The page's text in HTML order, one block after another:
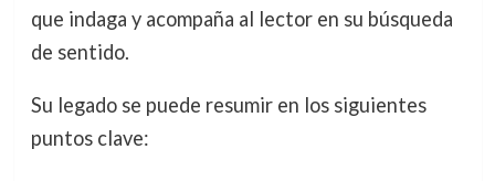
que indaga y acompaña al lector en su búsqueda
de sentido.
Su legado se puede resumir en los siguientes
puntos clave: